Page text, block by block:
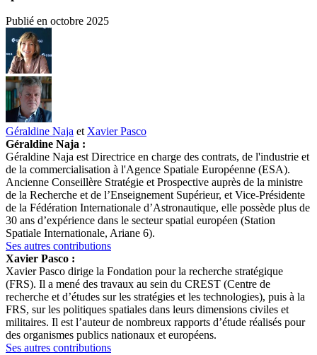
Publié en octobre 2025
Géraldine Naja etXavier Pasco
Géraldine Naja :
Géraldine Naja est Directrice en charge des contrats, de l'industrie et
de la commercialisation à l'Agence Spatiale Européenne (ESA).
Ancienne Conseillère Stratégie et Prospective auprès de la ministre
de la Recherche et de l’Enseignement Supérieur, et Vice-Présidente
de la Fédération Internationale d’Astronautique, elle possède plus de
30 ans d’expérience dans le secteur spatial européen (Station
Spatiale Internationale, Ariane 6).
Ses autres contributions
Xavier Pasco :
Xavier Pasco dirige la Fondation pour la recherche stratégique
(FRS). Il a mené des travaux au sein du CREST (Centre de
recherche et d’études sur les stratégies et les technologies), puis à la
FRS, sur les politiques spatiales dans leurs dimensions civiles et
militaires. Il est l’auteur de nombreux rapports d’étude réalisés pour
des organismes publics nationaux et européens.
Ses autres contributions